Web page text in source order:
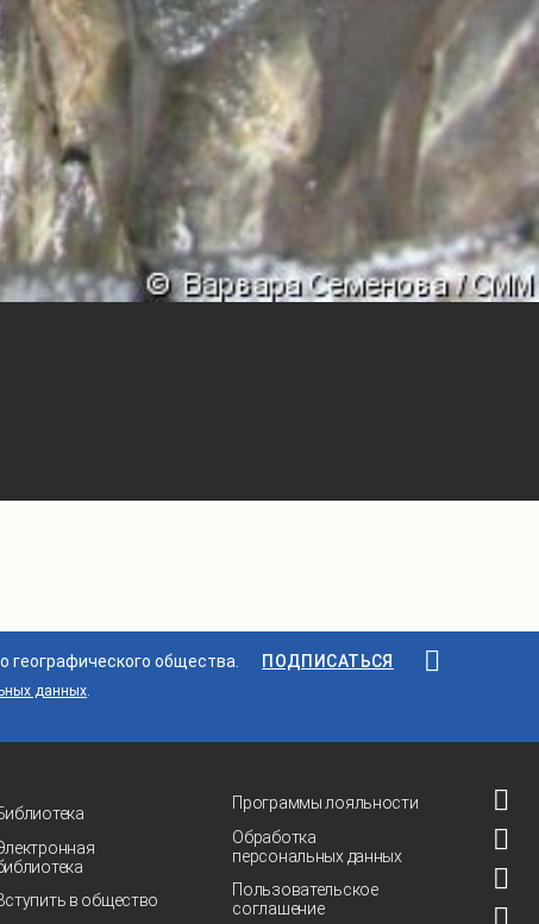
географического общества. ПОДПИСАТЬСЯ
данных.
в общество
Программы лояльности
Обработка
персональных данных
Пользовательское
соглашение